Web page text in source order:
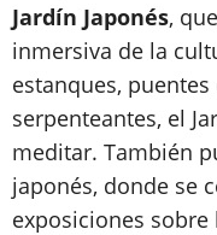
Jardín Japonés,
inmersiva de la
estanques,
serpenteantes, el
meditar. También
japonés, donde se
exposiciones